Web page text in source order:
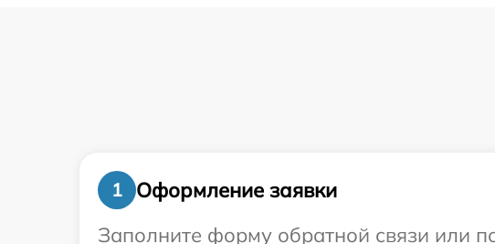
1
Оформление заявки
Заполните форму обратной связи или